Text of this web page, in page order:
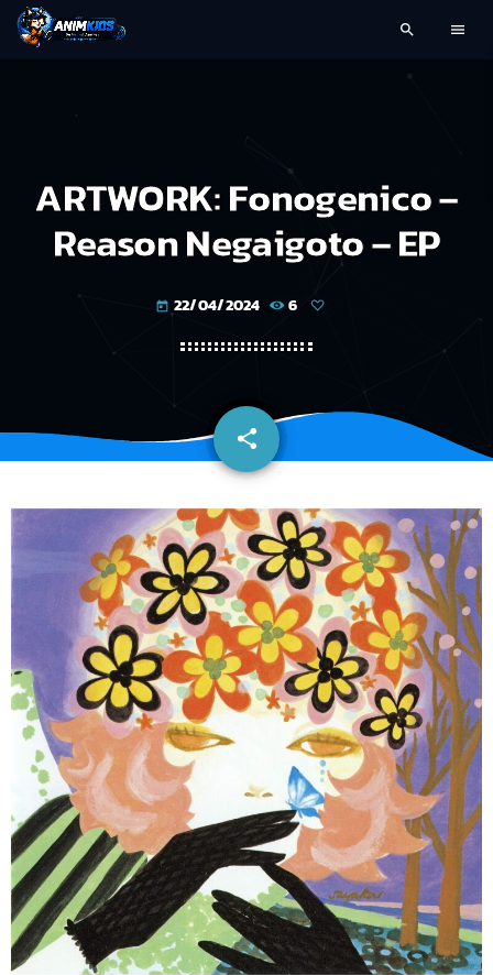
search menu
ARTWORK: Fonogenico –
Reason Negaigoto – EP
today 22/04/2024 6
share
email